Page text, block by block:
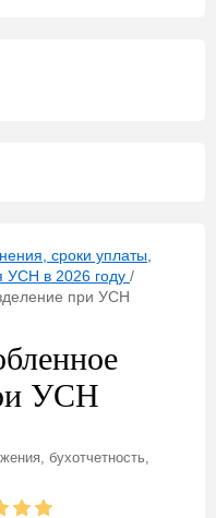
сроки уплаты,
УСН в 2026 году /
при УСН
УСН
бухотчетность,